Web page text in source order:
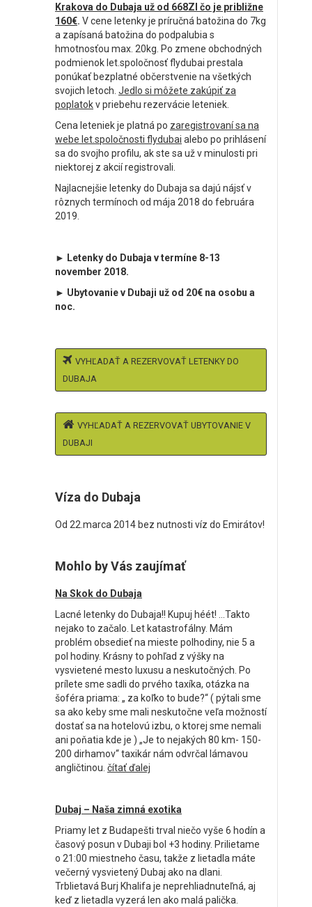
Krakova do Dubaja už od 668Zl čo je približne
160€. V cene letenky je príručná batožina do 7kg
a zapísaná batožina do podpalubia s
hmotnosťou max. 20kg. Po zmene obchodných
podmienok let.spoločnosť flydubai prestala
ponúkať bezplatné občerstvenie na všetkých
svojich letoch. Jedlo si môžete zakúpiť za
poplatokv priebehu rezervácie leteniek.
Cena leteniek je platná po zaregistrovaní sa na
webe let.spoločnosti flydubai alebo po prihlásení
sa do svojho profilu, ak ste sa už v minulosti pri
niektorej z akcií registrovali.
Najlacnejšie letenky do Dubaja sa dajú nájsť v
rôznych termínoch od mája 2018 do februára
2019.
► Letenky do Dubaja v termíne 8-13
november 2018.
► Ubytovanie v Dubaji už od 20€ na osobu a
noc.
VYHĽADAŤ A REZERVOVAŤ LETENKY DO
DUBAJA
VYHĽADAŤ A REZERVOVAŤ UBYTOVANIE V
DUBAJI
Víza do Dubaja
Od 22.marca 2014 bez nutnosti víz do Emirátov!
Mohlo by Vás zaujímať
Na Skok do Dubaja
Lacné letenky do Dubaja!! Kupuj héét! …Takto
nejako to začalo. Let katastrofálny. Mám
problém obsedieť na mieste polhodiny, nie 5 a
pol hodiny. Krásny to pohľad z výšky na
vysvietené mesto luxusu a neskutočných. Po
prílete sme sadli do prvého taxíka, otázka na
šoféra priama: „ za koľko to bude?“ ( pýtali sme
sa ako keby sme mali neskutočne veľa možností
dostať sa na hotelovú izbu, o ktorej sme nemali
ani poňatia kde je ) „Je to nejakých 80 km- 150-
200 dirhamov“ taxikár nám odvrčal lámavou
angličtinou. čítať ďalej
Dubaj – Naša zimná exotika
Priamy let z Budapešti trval niečo vyše 6 hodín a
časový posun v Dubaji bol +3 hodiny. Prilietame
o 21:00 miestneho času, takže z lietadla máte
večerný vysvietený Dubaj ako na dlani.
Trblietavá Burj Khalifa je neprehliadnuteľná, aj
keď z lietadla vyzerá len ako malá palička.